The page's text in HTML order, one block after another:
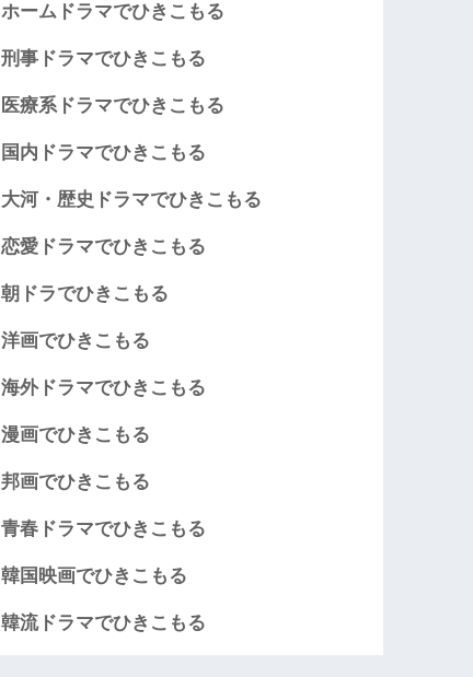
ホームドラマでひきこもる
刑事ドラマでひきこもる
医療系ドラマでひきこもる
国内ドラマでひきこもる
大河・歴史ドラマでひきこもる
恋愛ドラマでひきこもる
朝ドラでひきこもる
洋画でひきこもる
海外ドラマでひきこもる
漫画でひきこもる
邦画でひきこもる
青春ドラマでひきこもる
韓国映画でひきこもる
韓流ドラマでひきこもる